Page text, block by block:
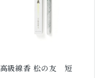
高級線香 松の友 短